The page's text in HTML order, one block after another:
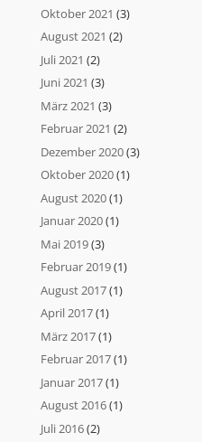
Oktober 2021 (3)
August 2021 (2)
Juli 2021 (2)
Juni 2021 (3)
März 2021 (3)
Februar 2021 (2)
Dezember 2020(3)
Oktober 2020(1)
August 2020(1)
Januar 2020(1)
Mai 2019(3)
Februar 2019(1)
August 2017(1)
April 2017(1)
März 2017(1)
Februar 2017(1)
Januar 2017(1)
August 2016(1)
Juli 2016(2)